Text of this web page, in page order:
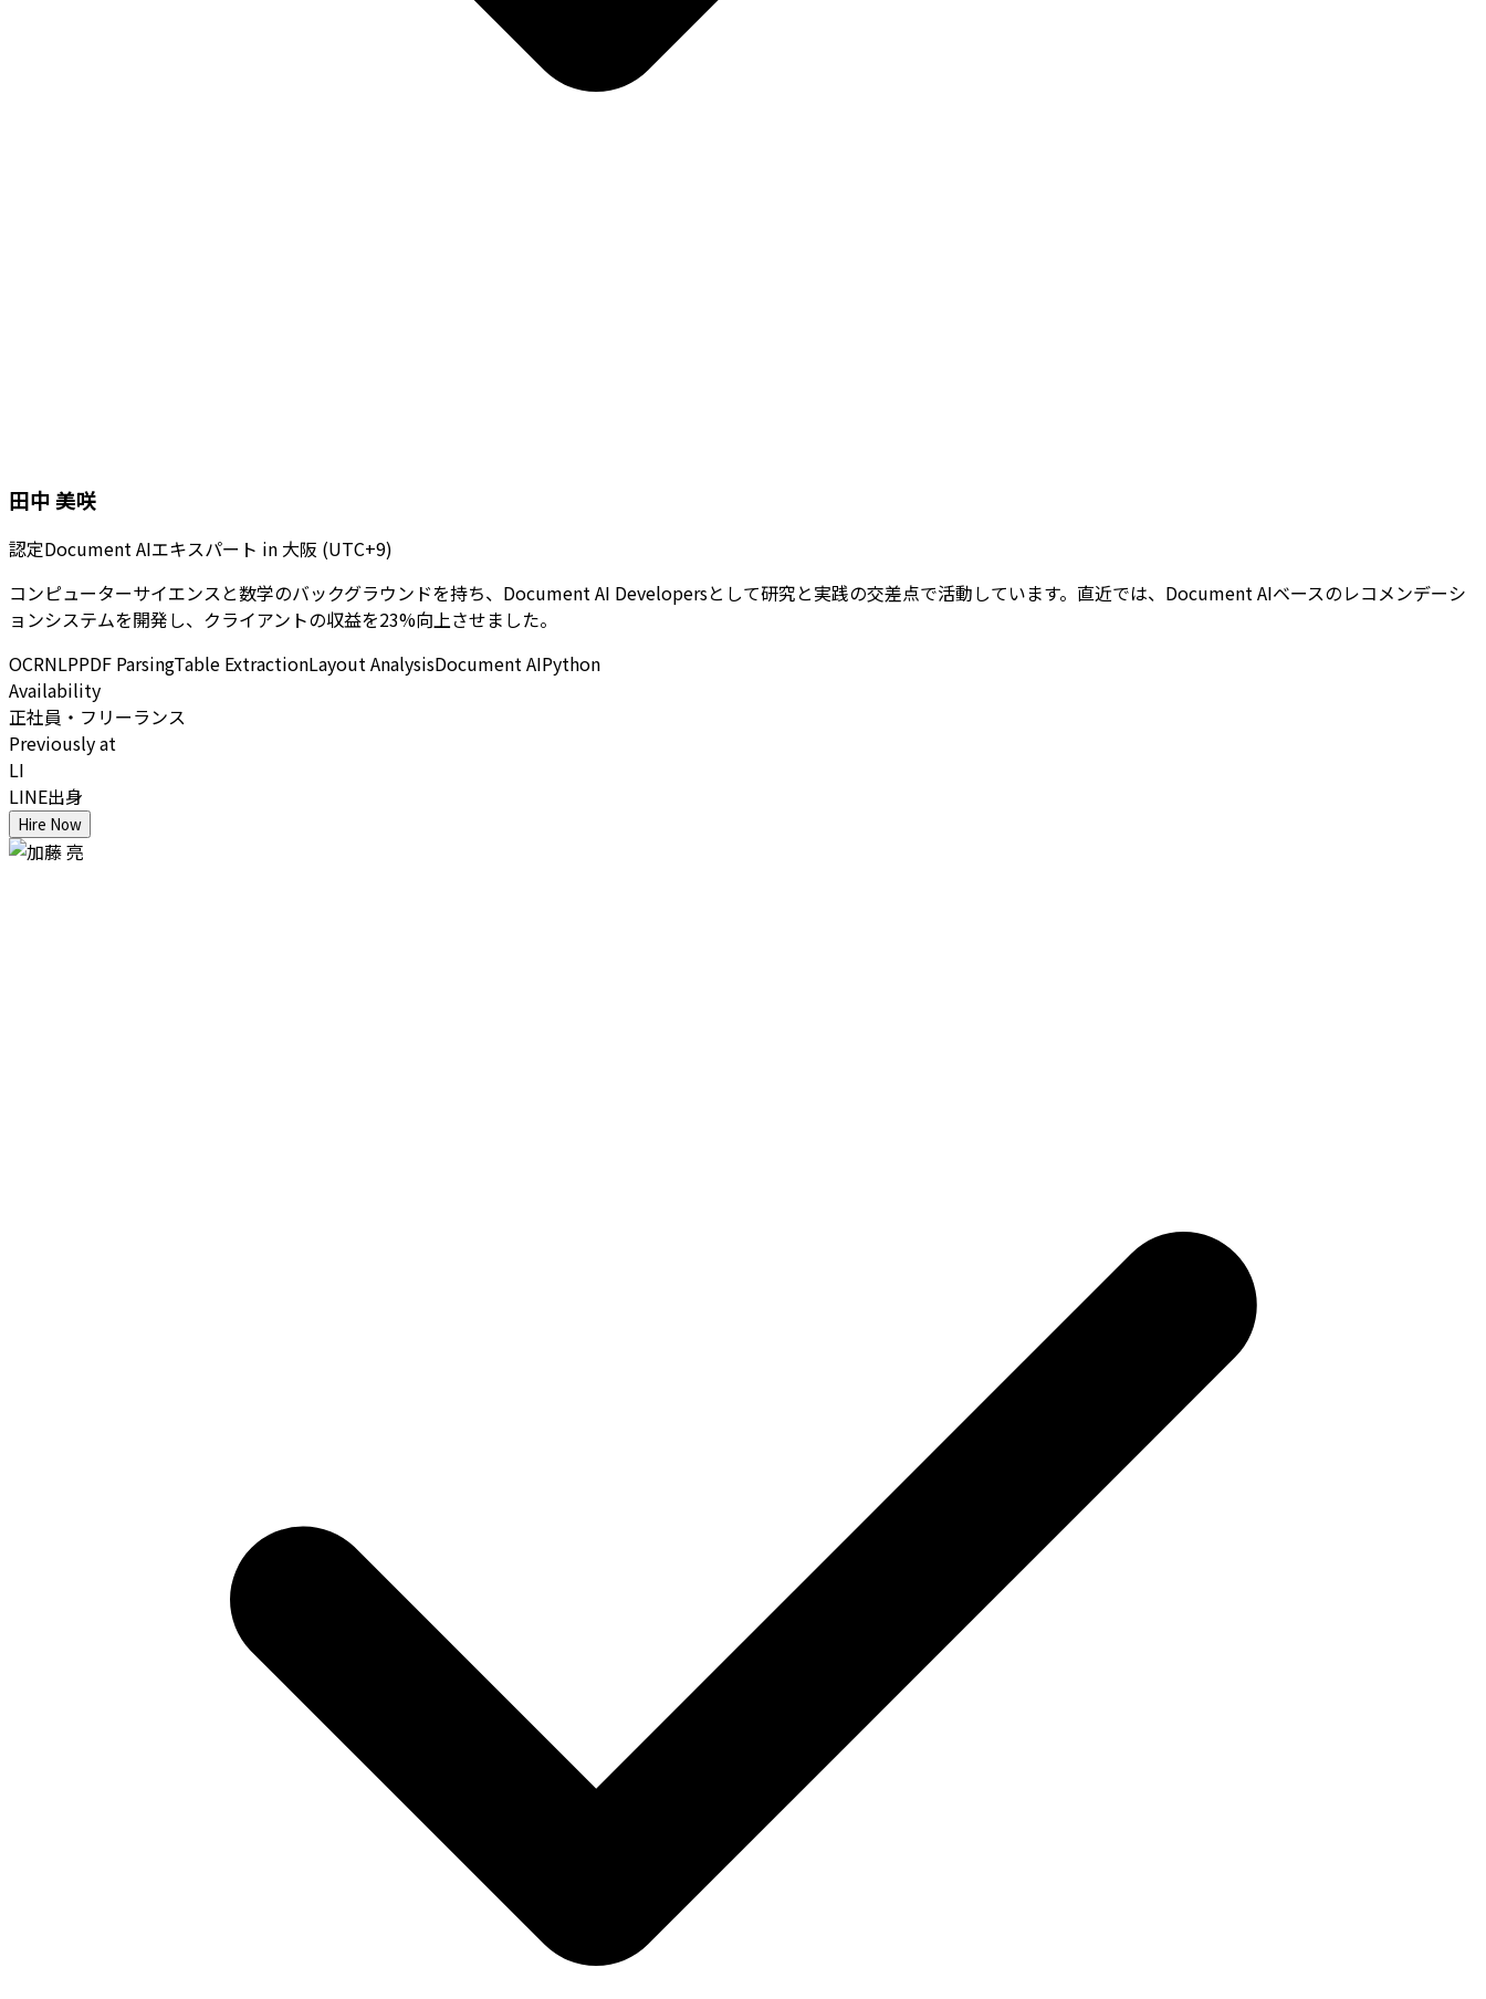
田中 美咲
認定Document AIエキスパート in 大阪 (UTC+9)
コンピューターサイエンスと数学のバックグラウンドを持ち、Document AI Developersとして研究と実践の交差点で活動しています。直近では、Document AIベースのレコメンデーシ
ョンシステムを開発し、クライアントの収益を23%向上させました。
OCRNLPPDF ParsingTable ExtractionLayout AnalysisDocument AIPython
Availability
正社員・フリーランス
Previously at
LI
LINE出身
Hire Now